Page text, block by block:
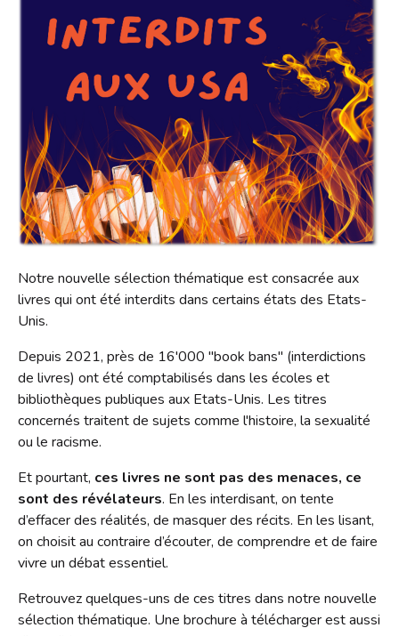
Jeux vidéo
Lire dans d'autres langues
Livres numériques
Mangas
Lire autrement
Propositions d'achat
Emprunter
Réserver
Pour les classes
Tarifs
Dons de livres
Le Bibliobus
Présentation
Actualités
Newsletter
Missions
Historique
Anecdotes
L'équipe
Rapports d'activités
Soutenir le Bibliobus
Emplois
Contact
Liens
L'association
Galerie
Photos
Vidéos
Revue de presse
Radio
Bricolage
Ensemble !
Notre nouvelle sélection thématique est consacrée aux
livres qui ont été interdits dans certains états des Etats-
Unis.
Depuis 2021, près de 16'000 "book bans" (interdictions
de livres) ont été comptabilisés dans les écoles et
bibliothèques publiques aux Etats-Unis. Les titres
concernés traitent de sujets comme l'histoire, la sexualité
ou le racisme.
Et pourtant, ces livres ne sont pas des menaces, ce
sont des révélateurs. En les interdisant, on tente
d’effacer des réalités, de masquer des récits. En les lisant,
on choisit au contraire d’écouter, de comprendre et de faire
vivre un débat essentiel.
Retrouvez quelques-uns de ces titres dans notre nouvelle
sélection thématique. Une brochure à télécharger est aussi